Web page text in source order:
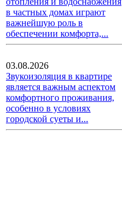
в частных домах играют
важнейшую роль в
обеспечении комфорта,...
03.08.2026
Звукоизоляция в квартире
является важным аспектом
комфортного проживания,
особенно в условиях
городской суеты и...